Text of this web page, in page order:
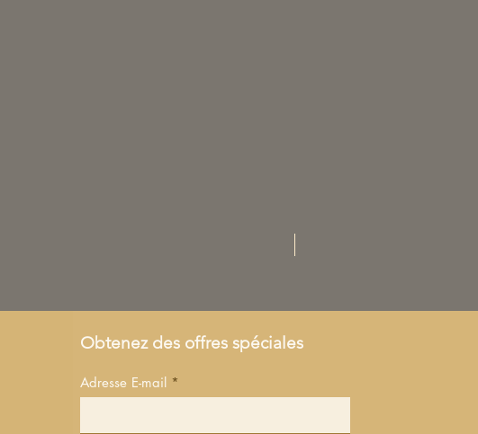
Obtenez des offres spéciales
Adresse E-mail